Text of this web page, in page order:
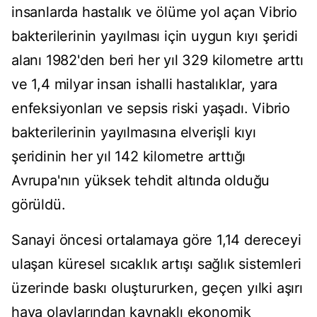
insanlarda hastalık ve ölüme yol açan Vibrio
bakterilerinin yayılması için uygun kıyı şeridi
alanı 1982'den beri her yıl 329 kilometre arttı
ve 1,4 milyar insan ishalli hastalıklar, yara
enfeksiyonları ve sepsis riski yaşadı. Vibrio
bakterilerinin yayılmasına elverişli kıyı
şeridinin her yıl 142 kilometre arttığı
Avrupa'nın yüksek tehdit altında olduğu
görüldü.
Sanayi öncesi ortalamaya göre 1,14 dereceyi
ulaşan küresel sıcaklık artışı sağlık sistemleri
üzerinde baskı oluştururken, geçen yılki aşırı
hava olaylarından kaynaklı ekonomik